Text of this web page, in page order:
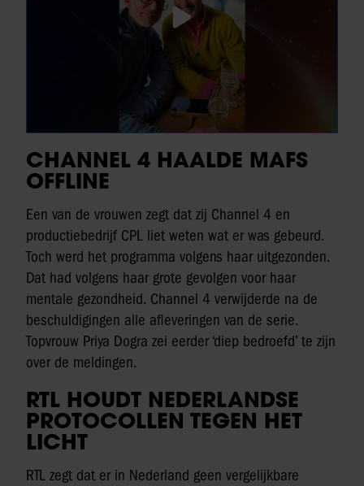
CHANNEL 4 HAALDE MAFS
OFFLINE
Een van de vrouwen zegt dat zij Channel 4 en
productiebedrijf CPL liet weten wat er was gebeurd.
Toch werd het programma volgens haar uitgezonden.
Dat had volgens haar grote gevolgen voor haar
mentale gezondheid. Channel 4 verwijderde na de
beschuldigingen alle afleveringen van de serie.
Topvrouw Priya Dogra zei eerder ‘diep bedroefd’ te zijn
over de meldingen.
RTL HOUDT NEDERLANDSE
PROTOCOLLEN TEGEN HET
LICHT
RTL zegt dat er in Nederland geen vergelijkbare